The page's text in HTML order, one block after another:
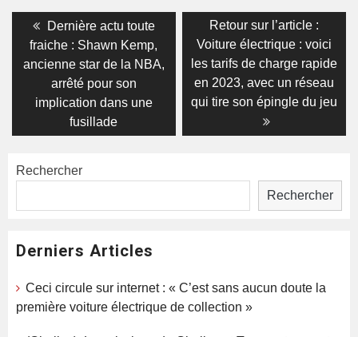
Navigation
de
l’article
Previous
post:
Dernière actu toute
fraiche : Shawn Kemp,
ancienne star de la NBA,
arrêté pour son
implication dans une
fusillade
Next
post:
Retour sur l’article :
Voiture électrique : voici
les tarifs de charge rapide
en 2023, avec un réseau
qui tire son épingle du jeu
Rechercher
Rechercher
Derniers Articles
Ceci circule sur internet : « C’est sans aucun doute la
première voiture électrique de collection »